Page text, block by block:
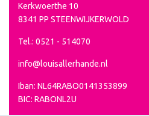
Kerkwoerthe 10
8341 PP STEENWIJKERWOLD
Tel.: 0521 - 514070
info@louisallerhande.nl
Iban: NL64RABO0141353899
BIC: RABONL2U